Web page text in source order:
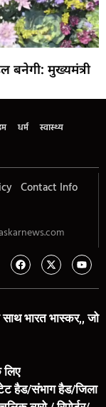
बनेगी: मुख्यमंत्री
धर्म
स्वास्थ्य
Contact Info
भारत भास्कर,, जो
हैड/संभाग हैड/जिला